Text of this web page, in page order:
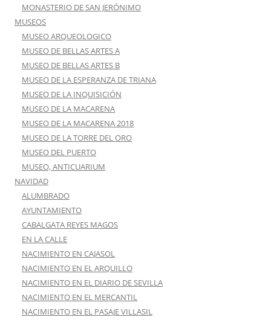
MONASTERIO DE SAN JERÓNIMO
MUSEOS
MUSEO ARQUEOLOGICO
MUSEO DE BELLAS ARTES A
MUSEO DE BELLAS ARTES B
MUSEO DE LA ESPERANZA DE TRIANA
MUSEO DE LA INQUISICIÓN
MUSEO DE LA MACARENA
MUSEO DE LA MACARENA 2018
MUSEO DE LA TORRE DEL ORO
MUSEO DEL PUERTO
MUSEO, ANTICUARIUM
NAVIDAD
ALUMBRADO
AYUNTAMIENTO
CABALGATA REYES MAGOS
EN LA CALLE
NACIMIENTO EN CAJASOL
NACIMIENTO EN EL ARQUILLO
NACIMIENTO EN EL DIARIO DE SEVILLA
NACIMIENTO EN EL MERCANTIL
NACIMIENTO EN EL PASAJE VILLASIL